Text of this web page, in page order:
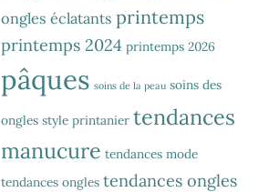
ongles éclatants printemps
printemps 2024 printemps 2026
pâques soins de la peau soins des
ongles style printanier tendances
manucure tendances mode
tendances ongles tendances ongles